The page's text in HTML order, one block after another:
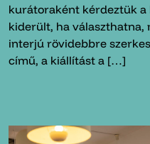
kurátoraként kérdeztük a
kiderült, ha választhatna,
interjú rövidebbre
című, a kiállítást a […]